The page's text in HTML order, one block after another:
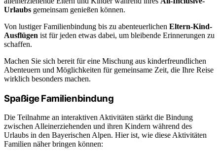
Urlaubs gemeinsam genießen können.
Von lustiger Familienbindung bis zu abenteuerlichen Eltern-Kind-
Ausflügen ist für jeden etwas dabei, um bleibende Erinnerungen zu
schaffen.
Machen Sie sich bereit für eine Mischung aus kinderfreundlichen
Abenteuern und Möglichkeiten für gemeinsame Zeit, die Ihre Reise
wirklich besonders machen.
Spaßige Familienbindung
Die Teilnahme an interaktiven Aktivitäten stärkt die Bindung
zwischen Alleinerziehenden und ihren Kindern während des
Urlaubs in den Bayerischen Alpen. Hier ist, wie diese Aktivitäten
Familien näher bringen können: